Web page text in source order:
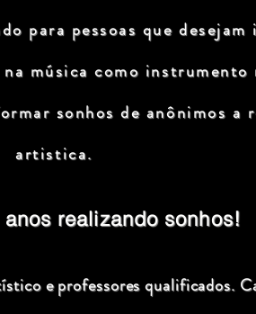
para pessoas que
música como instrumento
sonhos de anônimos a
artistica.
realizando sonhos!
e professores qualificados.